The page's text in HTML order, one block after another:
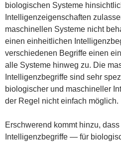
biologischen Systeme
Intelligenzeigenschaften
maschinellen Systeme nicht
einen einheitlichen
verschiedenen Begriffe einen
alle Systeme hinweg zu. Die
Intelligenzbegriffe sind sehr
biologischer und maschineller
der Regel nicht einfach möglich.
Erschwerend kommt hinzu,
Intelligenzbegriffe — für